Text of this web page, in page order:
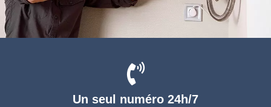
Un seul numéro 24h/7